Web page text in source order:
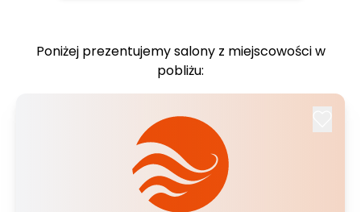
Poniżej prezentujemy salony z miejscowości w
pobliżu: